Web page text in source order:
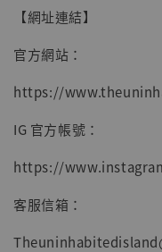
【網址連結】
官方網站：
https://
IG 官方帳號：
https://
客服信箱：